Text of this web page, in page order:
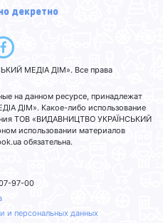
декретно
МЕДІА ДІМ». Все права
на данном ресурсе, принадлежат
ДІМ». Какое-либо использование
ТОВ «ВИДАВНИЦТВО УКРАЇНСЬКИЙ
использовании материалов
обязательна.
97-00
и персональных данных